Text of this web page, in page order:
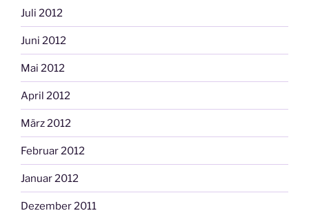
Juli 2012
Juni 2012
Mai 2012
April 2012
März 2012
Februar 2012
Januar 2012
Dezember 2011